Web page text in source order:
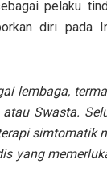
pelaku
diri pada
lembaga,
Swasta.
simtomatik
yang